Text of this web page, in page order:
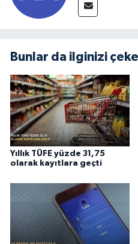
Bunlar da ilginizi
Yıllık TÜFE yüzde 31,75
olarak kayıtlara geçti